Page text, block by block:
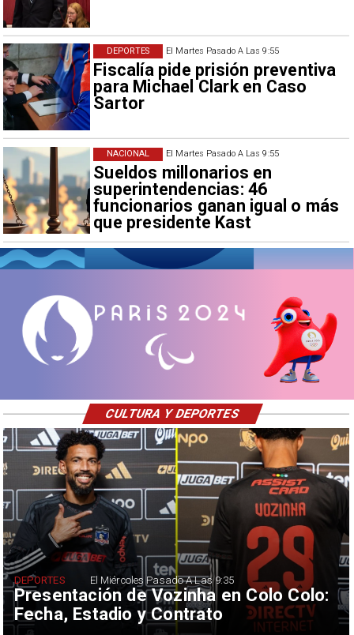
El Martes Pasado A Las 9:55
Fiscalía pide prisión preventiva
para Michael Clark en Caso
Sartor
DEPORTES
El Martes Pasado A Las 9:55
Sueldos millonarios en
superintendencias: 46
funcionarios ganan igual o más
que presidente Kast
NACIONAL
Presentación de Vozinha en Colo Colo:
Fecha, Estadio y Contrato
DEPORTES El Miércoles Pasado A Las 9:35
CULTURA Y DEPORTES